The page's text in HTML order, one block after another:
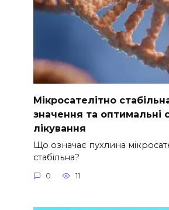
Мікросателітно
значення та оптимальні
лікування
Що означає пухлина
стабільна?
0 11